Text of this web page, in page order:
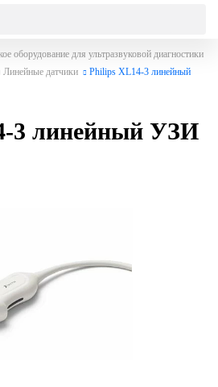
оборудование для ультразвуковой диагностики
Линейные датчики
Philips XL14-3 линейный
3 линейный УЗИ